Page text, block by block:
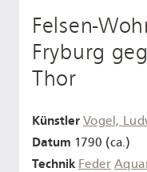
Felsen-
Fryburg
Thor
Künstler Vogel,
Datum 1790 (ca.)
Technik Feder